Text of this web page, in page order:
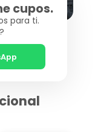
cupos.
para ti.